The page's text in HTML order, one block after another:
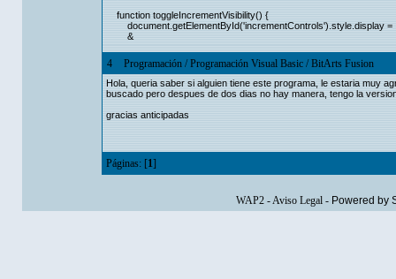
function toggleIncrementVisibility() {
document.getElementById('incrementControls').style.display =
&
4 Programación/Programación Visual Basic/BitArts Fusion
Hola, queria saber si alguien tiene este programa, le estaria muy
buscado pero despues de dos dias no hay manera, tengo la
gracias anticipadas
Páginas: [1]
WAP2-Aviso Legal- Powered by